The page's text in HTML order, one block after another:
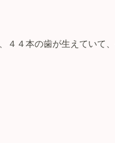
４４本の歯が生えていて、